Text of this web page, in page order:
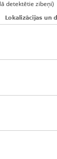
detektētie zibeņi)